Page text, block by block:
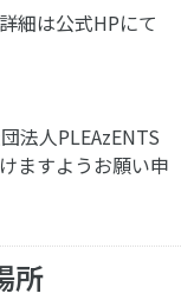
細は公式HPにて
法人PLEAzENTS
ますようお願い申
所